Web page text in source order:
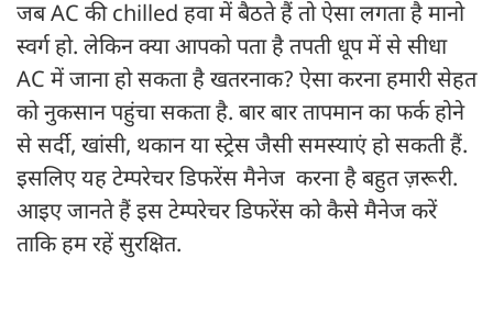
जब AC की chilled हवा में बैठते हैं तो ऐसा लगता है मानो
स्वर्ग हो. लेकिन क्या आपको पता है तपती धूप में से सीधा
AC में जाना हो सकता है खतरनाक? ऐसा करना हमारी सेहत
को नुकसान पहुंचा सकता है. बार बार तापमान का फर्क होने
से सर्दी, खांसी, थकान या स्ट्रेस जैसी समस्याएं हो सकती हैं.
इसलिए यह टेम्परेचर डिफरेंस मैनेज करना है बहुत ज़रूरी.
आइए जानते हैं इस टेम्परेचर डिफरेंस को कैसे मैनेज करें
ताकि हम रहें सुरक्षित.